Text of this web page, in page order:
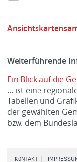
Weiterführende
Ein Blick auf die
... ist eine
Tabellen und
der gewählten
bzw. dem
KONTAKT